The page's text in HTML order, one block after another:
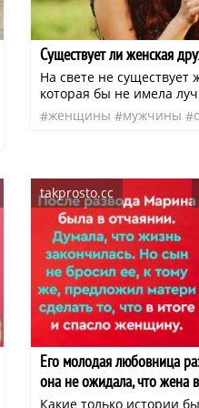
Существует ли женская
На свете не
которая бы не имела
не мечтала о ней.
представительницы
своих игрушках,
взрослея, начинают
Таким образом,
соединяют женщин
товарищества на многие
впечатление, что
открыться во всем,
привязанностей и
отношениями между
другими членами семьи.
женщины мужчины
takprosto.cc
Его молодая любовница
она не ожидала, что жена
Какие только истории